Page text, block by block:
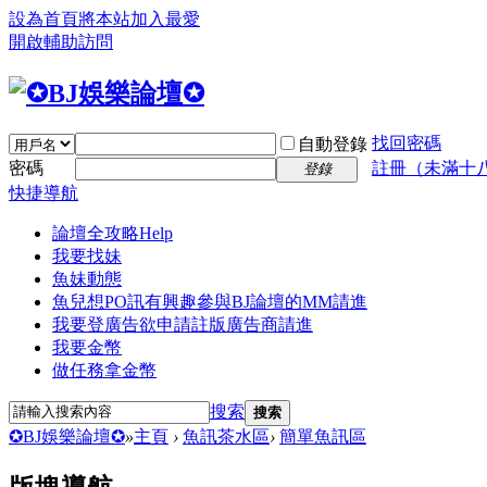
設為首頁將本站加入最愛
開啟輔助訪問
自動登錄 找回密碼
密碼
登錄
註冊（未滿十
快捷導航
論壇全攻略Help
我要找妹
魚妹動態
魚兒想PO訊有興趣參與BJ論壇的MM請進
我要登廣告欲申請註版廣告商請進
我要金幣
做任務拿金幣
搜索 搜索
✪BJ娛樂論壇✪»主頁 › 魚訊茶水區› 簡單魚訊區